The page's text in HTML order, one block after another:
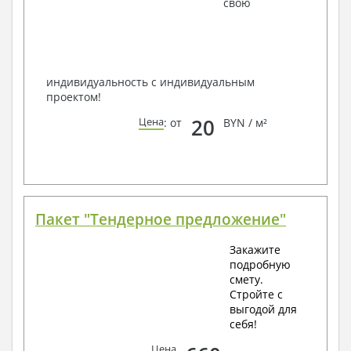
индивидуальность с индивидуальным
проектом!
Цена: от 20 BYN / м²
Пакет "Тендерное предложение"
Закажите
подробную
смету.
Стройте с
выгодой для
себя!